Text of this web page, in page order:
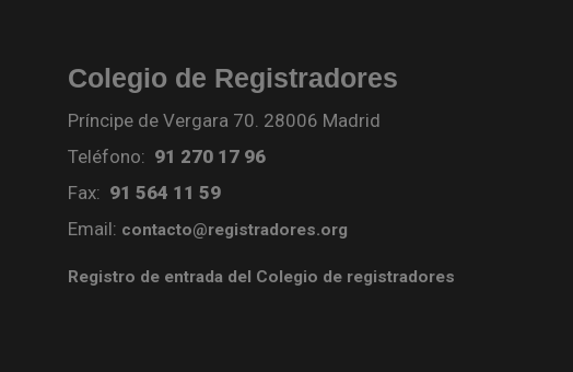
Colegio de Registradores
Príncipe de Vergara 70. 28006 Madrid
Teléfono: 91 270 17 96
Fax: 91 564 11 59
Email: contacto@registradores.org
Registro de entrada del Colegio de registradores